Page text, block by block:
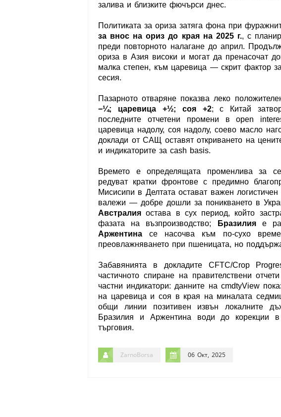
залива и близките фючърси днес.
Политиката за ориза затяга фона при
за внос на ориз до края на 2025 г., с
преди повторното налагане до април.
ориза в Азия високи и могат да пренасочат
малка степен, към царевица — скрит фактор
сесия.
Пазарното отваряне показва леко
−¼; царевица +½; соя +2; с Китай
последните отчетени промени в open
царевица надолу, соя надолу, соево масло
доклади от САЩ оставят откриването на
и индикаторите за cash basis.
Времето е определящата променлива за
редуват кратки фронтове с предимно
Мисисипи в Делтата остават важен логистичен
валежи — добре дошли за поникването в
Австралия остава в сух период, който
фазата на възпроизводство;
Бразилияе
Аржентина се насочва към по-сухо
преовлажняването при пшеницата, но
Забавянията в докладите CFTC/Crop
частичното спиране на правителствени
частни индикатори: данните на cmdtyView
на царевица и соя в края на миналата
общи линии позитивен извън локалните
Бразилия и Аржентина води до корекции
търговия.
ZarnoBorsa 06 Окт, 2025